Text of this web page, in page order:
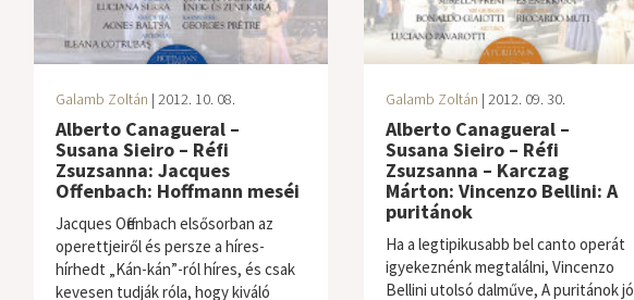
Galamb Zoltán | 2012. 10. 08.
Alberto Canagueral –
Susana Sieiro – Réfi
Zsuzsanna: Jacques
Offenbach: Hoffmann meséi
Jacques Offenbach elsősorban az
operettjeiről és persze a híres-
hírhedt „Kán-kán”-ról híres, és csak
kevesen tudják róla, hogy kiváló
Galamb Zoltán | 2012. 09. 30.
Alberto Canagueral –
Susana Sieiro – Réfi
Zsuzsanna – Karczag
Márton: Vincenzo Bellini: A
puritánok
Ha a legtipikusabb bel canto operát
igyekeznénk megtalálni, Vincenzo
Bellini utolsó dalműve, A puritánok jó